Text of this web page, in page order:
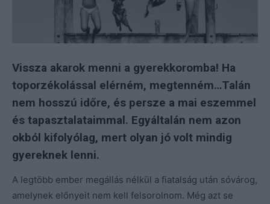
Vissza akarok menni a gyerekkoromba! Ha
toporzékolással elérném, megtenném…Talán
nem hosszú időre, és persze a mai eszemmel
és tapasztalataimmal. Egyáltalán nem azon
okból kifolyólag, mert olyan jó volt mindig
gyereknek lenni.
A legtöbb ember megállás nélkül a fiatalság után sóvárog,
amelynek előnyeit nem kell felsorolnom. Még azt se